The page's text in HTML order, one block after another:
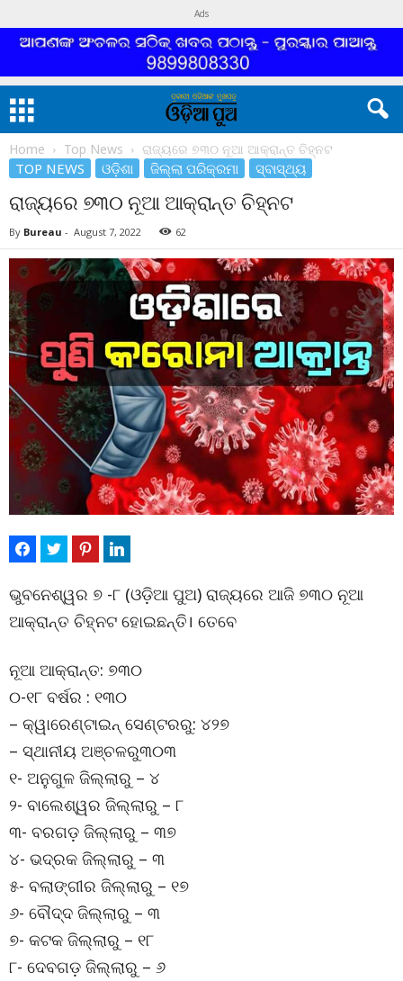
Ads
Home Top News ରାଜ୍ୟରେ ୭୩୦ ନୂଆ ଆକ୍ରାନ୍ତ ଚିହ୍ନଟ
TOP NEWS ଓଡ଼ିଶା ଜିଲ୍ଲା ପରିକ୍ରମା ସ୍ବାସ୍ଥ୍ୟ
ରାଜ୍ୟରେ ୭୩୦ ନୂଆ ଆକ୍ରାନ୍ତ ଚିହ୍ନଟ
By Bureau - August 7, 2022 62
ଭୁବନେଶ୍ୱର ୭ -୮ (ଓଡ଼ିଆ ପୁଅ) ରାଜ୍ୟରେ ଆଜି ୭୩୦ ନୂଆ
ଆକ୍ରାନ୍ତ ଚିହ୍ନଟ ହୋଇଛନ୍ତି। ତେବେ
ନୂଆ ଆକ୍ରାନ୍ତ: ୭୩୦
୦-୧୮ ବର୍ଷର : ୧୩୦
– କ୍ୱାରେଣ୍ଟାଇନ୍ ସେଣ୍ଟରରୁ: ୪୨୭
– ସ୍ଥାନୀୟ ଅଞ୍ଚଳରୁ୩୦୩
୧- ଅନୁଗୁଳ ଜିଲ୍ଲାରୁ – ୪
୨- ବାଲେଶ୍ୱର ଜିଲ୍ଲାରୁ – ୮
୩- ବରଗଡ଼ ଜିଲ୍ଲାରୁ – ୩୭
୪- ଭଦ୍ରକ ଜିଲ୍ଲାରୁ – ୩
୫- ବଲାଙ୍ଗୀର ଜିଲ୍ଲାରୁ – ୧୭
୬- ବୌଦ୍ଦ ଜିଲ୍ଲାରୁ – ୩
୭- କଟକ ଜିଲ୍ଲାରୁ – ୧୮
୮- ଦେବଗଡ଼ ଜିଲ୍ଲାରୁ – ୬